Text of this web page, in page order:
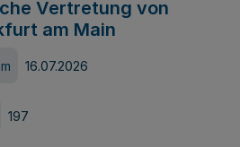
Vertretung von
am Main
16.07.2026
197